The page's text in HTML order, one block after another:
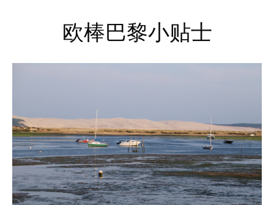
欧棒巴黎小贴士